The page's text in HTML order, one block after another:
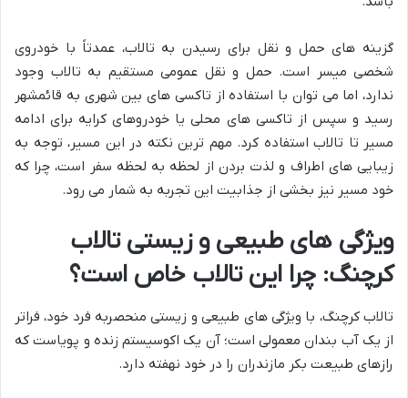
گزینه های حمل و نقل برای رسیدن به تالاب، عمدتاً با خودروی
شخصی میسر است. حمل و نقل عمومی مستقیم به تالاب وجود
ندارد، اما می توان با استفاده از تاکسی های بین شهری به قائمشهر
رسید و سپس از تاکسی های محلی یا خودروهای کرایه برای ادامه
مسیر تا تالاب استفاده کرد. مهم ترین نکته در این مسیر، توجه به
زیبایی های اطراف و لذت بردن از لحظه به لحظه سفر است، چرا که
خود مسیر نیز بخشی از جذابیت این تجربه به شمار می رود.
ویژگی های طبیعی و زیستی تالاب
کرچنگ: چرا این تالاب خاص است؟
تالاب کرچنگ، با ویژگی های طبیعی و زیستی منحصربه فرد خود، فراتر
از یک آب بندان معمولی است؛ آن یک اکوسیستم زنده و پویاست که
رازهای طبیعت بکر مازندران را در خود نهفته دارد.